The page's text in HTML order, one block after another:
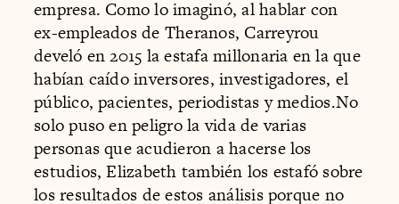
empresa. Como lo imaginó, al hablar con
ex-empleados de Theranos, Carreyrou
develó en 2015 la estafa millonaria en la que
habían caído inversores, investigadores, el
público, pacientes, periodistas y medios.No
solo puso en peligro la vida de varias
personas que acudieron a hacerse los
estudios, Elizabeth también los estafó sobre
los resultados de estos análisis porque no